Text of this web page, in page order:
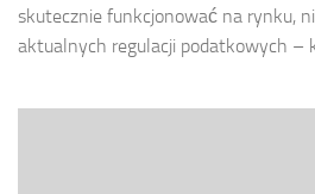
skutecznie funkcjonować na rynku,
aktualnych regulacji podatkowych –